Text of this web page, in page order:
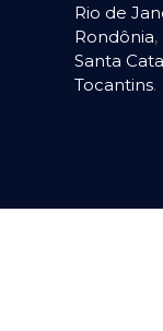
Rio de
Rondônia,
Santa
Tocantins.